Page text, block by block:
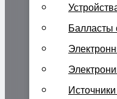
Балласты